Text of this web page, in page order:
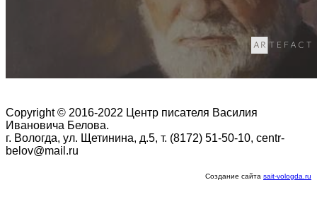
Copyright © 2016-2022 Центр писателя Василия
Ивановича Белова.
г. Вологда, ул. Щетинина, д.5, т. (8172) 51-50-10, centr-
belov@mail.ru
Создание сайта sait-vologda.ru